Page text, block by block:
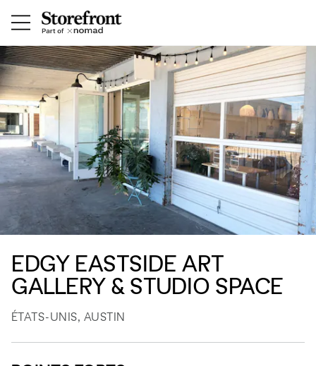
EDGY EASTSIDE ART
GALLERY & STUDIO SPACE
ÉTATS-UNIS, AUSTIN